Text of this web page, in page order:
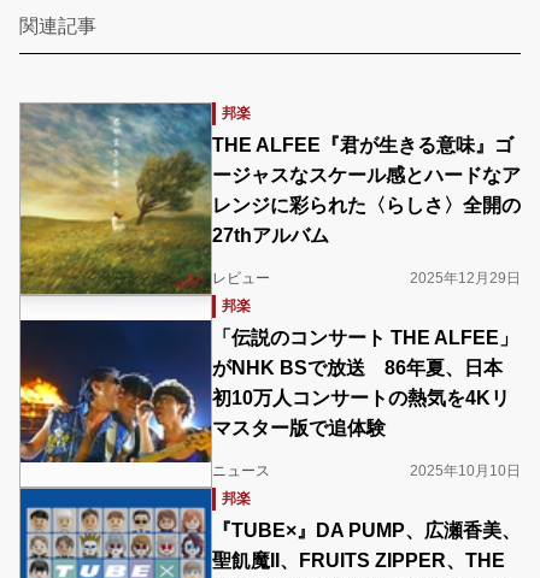
関連記事
邦楽
THE ALFEE『君が生きる意味』ゴ
ージャスなスケール感とハードなア
レンジに彩られた〈らしさ〉全開の
27thアルバム
レビュー
2025年12月29日
邦楽
「伝説のコンサート THE ALFEE」
がNHK BSで放送 86年夏、日本
初10万人コンサートの熱気を4Kリ
マスター版で追体験
ニュース
2025年10月10日
邦楽
『TUBE×』DA PUMP、広瀬香美、
聖飢魔II、FRUITS ZIPPER、THE